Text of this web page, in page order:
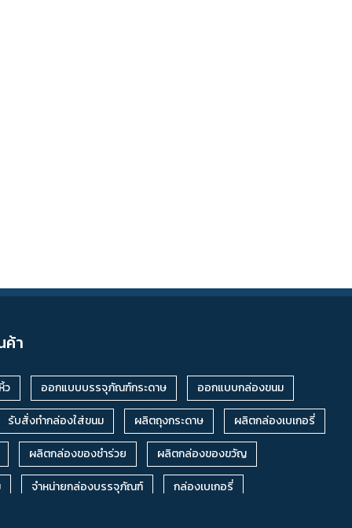
ค้า
ว ออกแบบบรรจุภัณฑ์กระดาษ
ออกแบบกล่องขนม
รับสั่งทำกล่องใส่ขนม ผลิตถุงกระดาษ
ผลิตกล่องเบเกอรี่
ผลิตกล่องของชำร่วย
ผลิตกล่องของขวัญ
จำหน่ายกล่องบรรจุภัณฑ์
กล่องเบเกอรี่